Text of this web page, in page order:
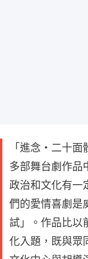
「進念・二十
多部舞台劇作品
政治和文化有一
們的愛情喜劇是
試」。作品比以
化入題，既與眾